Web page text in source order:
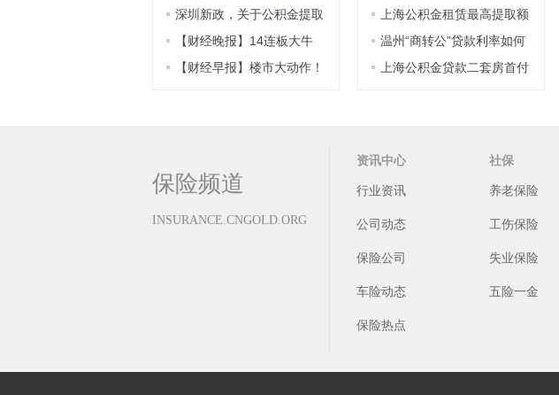
深圳新政，关于公积金提取
【财经晚报】14连板大牛
股，三季报亮相！事关公积
【财经早报】楼市大动作！
上海公积金租赁最高提取额
度是多少
温州“商转公”贷款利率如何
认定
上海公积金贷款二套房首付
保险频道
INSURANCE.CNGOLD.ORG
资讯中心
行业资讯
公司动态
保险公司
车险动态
保险热点
社保
养老保险
工伤保险
失业保险
五险一金